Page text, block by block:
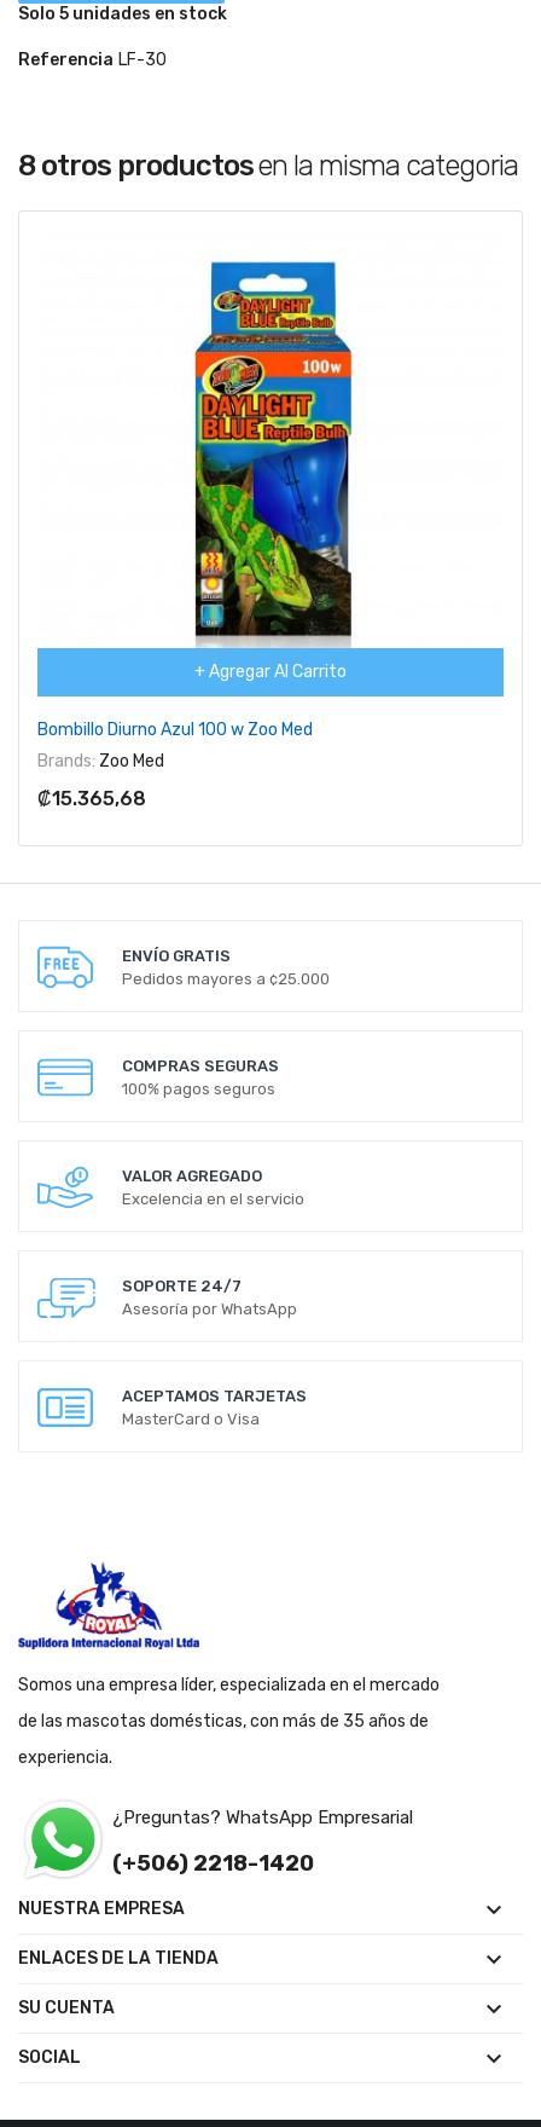
Solo 5 unidades en stock
Referencia LF-30
8 otros productosen la misma categoria
+ Agregar Al Carrito
Bombillo Diurno Azul 100 w Zoo Med
Brands: Zoo Med
₡15.365,68
ENVÍO GRATIS
Pedidos mayores a ¢25.000
COMPRAS SEGURAS
100% pagos seguros
VALOR AGREGADO
Excelencia en el servicio
SOPORTE 24/7
Asesoría por WhatsApp
ACEPTAMOS TARJETAS
MasterCard o Visa
Somos una empresa líder, especializada en el mercado
de las mascotas domésticas, con más de 35 años de
experiencia.
¿Preguntas? WhatsApp Empresarial
(+506) 2218-1420
NUESTRA EMPRESA 
ENLACES DE LA TIENDA 
SU CUENTA 
SOCIAL 